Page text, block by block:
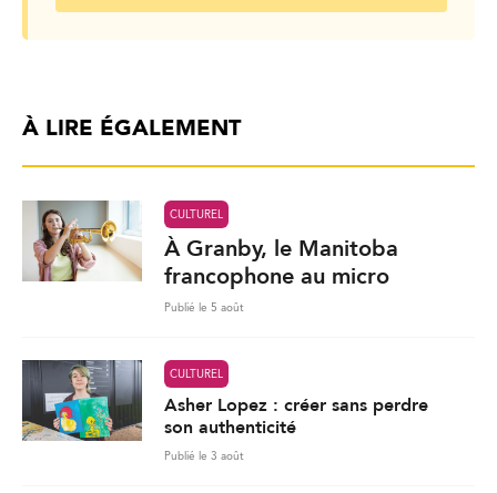
À LIRE ÉGALEMENT
CULTUREL
À Granby, le Manitoba
francophone au micro
Publié le 5 août
CULTUREL
Asher Lopez : créer sans perdre
son authenticité
Publié le 3 août